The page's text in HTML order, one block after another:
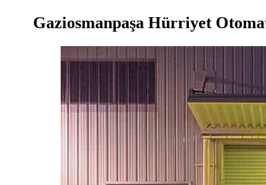
Gaziosmanpaşa Hürriyet